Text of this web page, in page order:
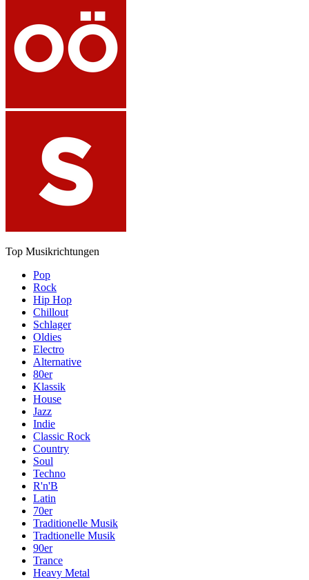
Top Musikrichtungen
Pop
Rock
Hip Hop
Chillout
Schlager
Oldies
Electro
Alternative
80er
Klassik
House
Jazz
Indie
Classic Rock
Country
Soul
Techno
R'n'B
Latin
70er
Traditionelle Musik
Tradtionelle Musik
90er
Trance
Heavy Metal